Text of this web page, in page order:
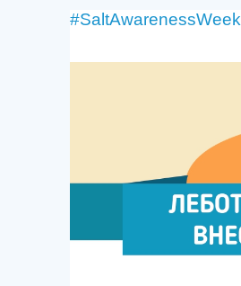
#SaltAwarenessWeek